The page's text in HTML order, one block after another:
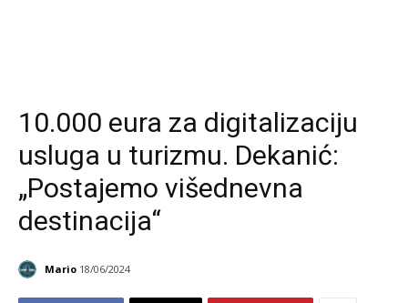
10.000 eura za digitalizaciju
usluga u turizmu. Dekanić:
„Postajemo višednevna
destinacija“
Mario 18/06/2024